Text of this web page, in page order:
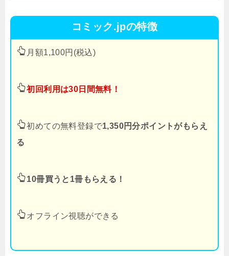
コミック.jpの特徴
月額1,100円(税込)
初回利用は30日間無料！
初めての無料登録で1,350円分ポイントがもらえ
る
10冊買うと1冊もらえる！
オフライン視聴ができる